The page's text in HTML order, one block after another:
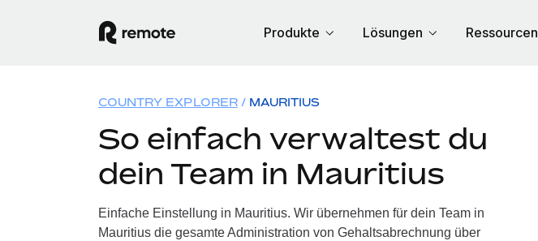
Produkte Lösungen Ressourcen
COUNTRY EXPLORER MAURITIUS
So einfach verwaltest du
dein Team in Mauritius
Einfache Einstellung in Mauritius. Wir übernehmen für dein Team in
Mauritius die gesamte Administration von Gehaltsabrechnung über